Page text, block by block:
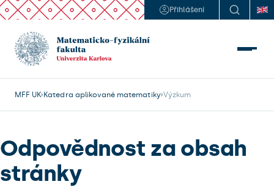
Přihlášení
MFF UK Katedra aplikované matematiky Výzkum
Odpovědnost za obsah
stránky